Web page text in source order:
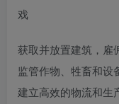
获取并放置建筑，雇
监管作物、牲畜和设
建立高效的物流和生